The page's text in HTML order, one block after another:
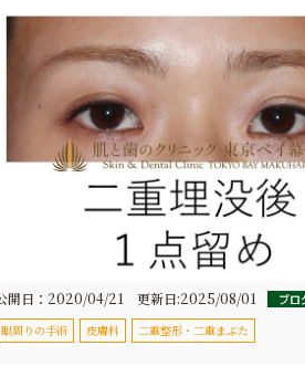
パースピレックス
開日：2020/04/21 更新日:2025/08/01
眼周りの手術 皮膚科 二重整形・二重まぶた